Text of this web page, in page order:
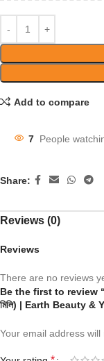
Add to compare
7 People
Share:
Reviews (0)
Reviews
There are no reviews
Be the first to review “আর্থ
মিলি) | Earth Beauty
Your email address will